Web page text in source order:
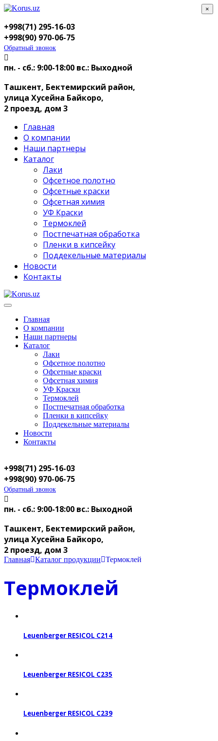
+998(71) 295-16-03
+998(90) 970-06-75
Обратный звонок
пн. - сб.: 9:00-18:00 вс.: Выходной
Ташкент, Бектемирский район,
улица Хусейна Байкоро,
2 проезд, дом 3
Главная
О компании
Наши партнеры
Каталог
Лаки
Офсетное полотно
Офсетные краски
Офсетная химия
УФ Краски
Термоклей
Постпечатная обработка
Пленки в кипсейку
Поддекельные материалы
Новости
Контакты
Главная
О компании
Наши партнеры
Каталог
Лаки
Офсетное полотно
Офсетные краски
Офсетная химия
УФ Краски
Термоклей
Постпечатная обработка
Пленки в кипсейку
Поддекельные материалы
Новости
Контакты
+998(71) 295-16-03
+998(90) 970-06-75
Обратный звонок
пн. - сб.: 9:00-18:00 вс.: Выходной
Ташкент, Бектемирский район,
улица Хусейна Байкоро,
2 проезд, дом 3
Главная Каталог продукции Термоклей
Термоклей
Leuenberger RESICOL C214
Leuenberger RESICOL C235
Leuenberger RESICOL C239
×